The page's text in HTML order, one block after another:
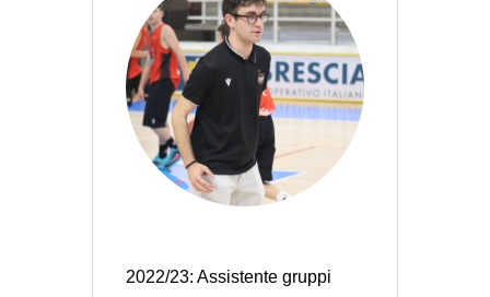
2022/23: Assistente gruppi